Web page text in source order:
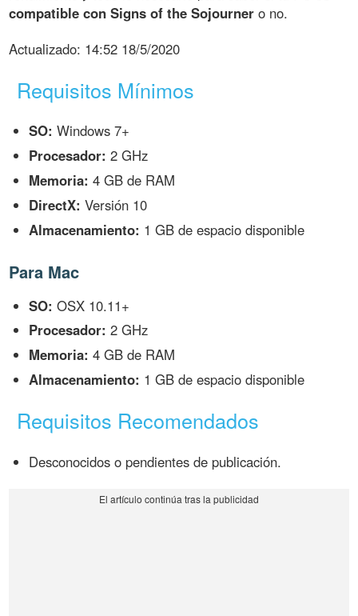
compatible con Signs of the Sojourner o no.
Actualizado: 14:52 18/5/2020
Requisitos Mínimos
SO: Windows 7+
Procesador: 2 GHz
Memoria: 4 GB de RAM
DirectX: Versión 10
Almacenamiento: 1 GB de espacio disponible
Para Mac
SO: OSX 10.11+
Procesador: 2 GHz
Memoria: 4 GB de RAM
Almacenamiento: 1 GB de espacio disponible
Requisitos Recomendados
Desconocidos o pendientes de publicación.